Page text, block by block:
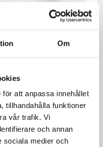
Om
att anpassa innehållet
tillhandahålla funktioner
vår trafik. Vi
och annan
sociala medier och
Kycklingröra med
och curry